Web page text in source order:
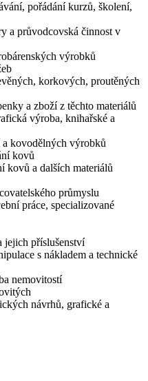
pořádání kurzů, školení,
a průvodcovská činnost v
výrobků
korkových, proutěných
a zboží z těchto materiálů
výroba, knihařské a
kovodělných výrobků
kovů
kovů a dalších materiálů
průmyslu
práce, specializované
jejich příslušenství
s nákladem a technické
nemovitostí
návrhů, grafické a